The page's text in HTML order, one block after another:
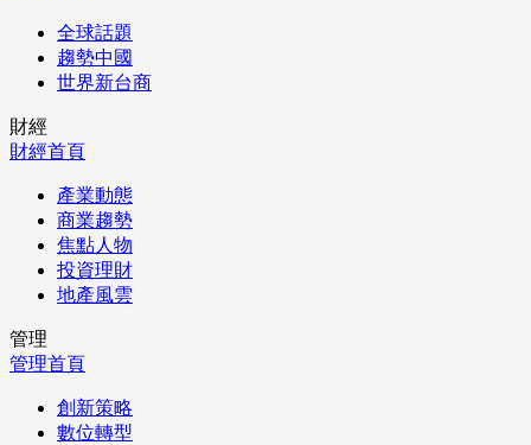
全球話題
趨勢中國
世界新台商
財經
財經首頁
產業動態
商業趨勢
焦點人物
投資理財
地產風雲
管理
管理首頁
創新策略
數位轉型